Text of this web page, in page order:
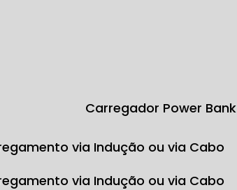
Carregador Power Bank
via Indução ou via Cabo
via Indução ou via Cabo